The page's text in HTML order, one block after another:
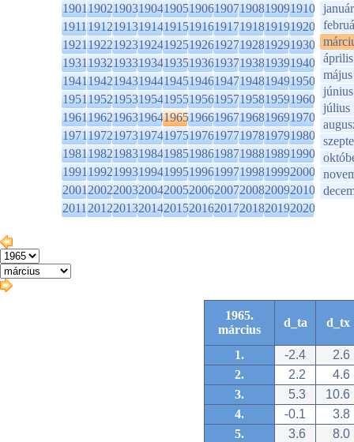
1901190219031904190519061907190819091910
1911191219131914191519161917191819191920
1921192219231924192519261927192819291930
1931193219331934193519361937193819391940
1941194219431944194519461947194819491950
1951195219531954195519561957195819591960
1961196219631964196519661967196819691970
1971197219731974197519761977197819791980
1981198219831984198519861987198819891990
1991199219931994199519961997199819992000
2001200220032004200520062007200820092010
2011201220132014201520162017201820192020
január
április
május
június
július
1965.
március
d_ta d_tx
1. -2.4
2.6
2.
2.2
4.6
3.
5.3
10.6
4.
-0.1
3.8
5.
3.6
8.0